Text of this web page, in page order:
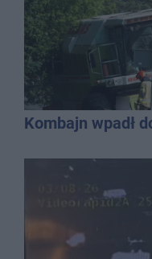
Kombajn wpadł